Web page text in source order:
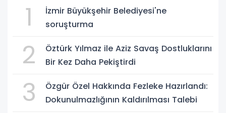
1
İzmir Büyükşehir Belediyesi'ne
soruşturma
2
Öztürk Yılmaz ile Aziz Savaş Dostluklarını
Bir Kez Daha Pekiştirdi
3
Özgür Özel Hakkında Fezleke Hazırlandı:
Dokunulmazlığının Kaldırılması Talebi